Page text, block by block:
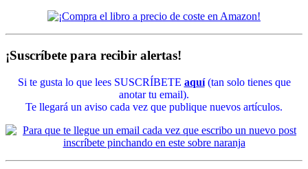
¡Suscríbete para recibir alertas!
Si te gusta lo que lees SUSCRÍBETE aquí(tan solo tienes que
anotar tu email).
Te llegará un aviso cada vez que publique nuevos artículos.